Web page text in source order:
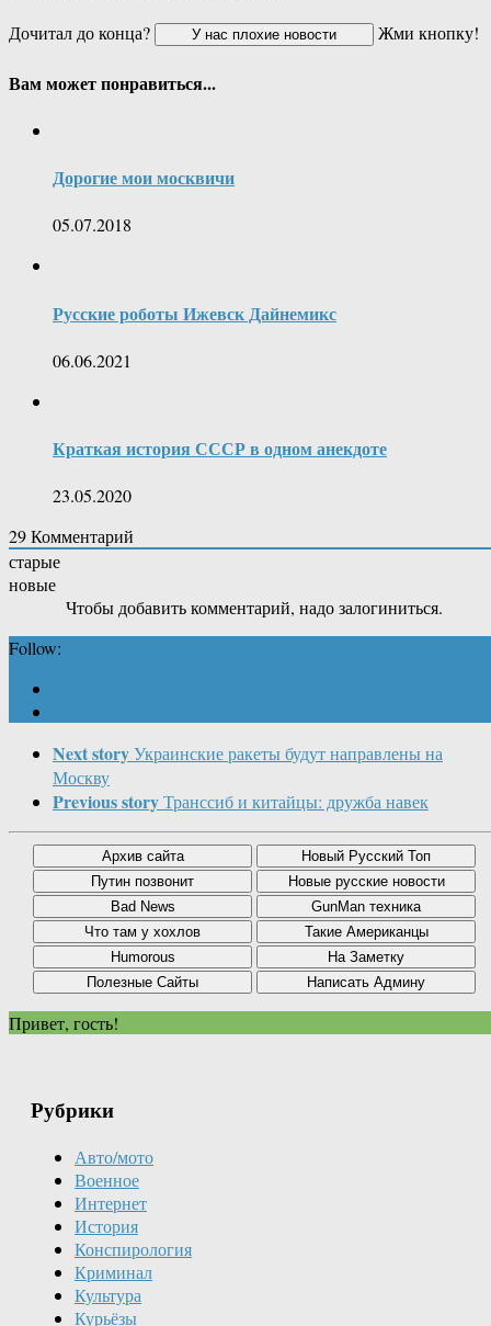
Дочитал до конца?
Жми кнопку!
Вам может понравиться...
Дорогие мои москвичи
05.07.2018
Русские роботы Ижевск Дайнемикс
06.06.2021
Краткая история СССР в одном анекдоте
23.05.2020
29Комментарий
старые
новые
Чтобы добавить комментарий, надо залогиниться.
Follow:
Next storyУкраинские ракеты будут направлены на
Москву
Previous storyТранссиб и китайцы: дружба навек
Привет, гость!
Рубрики
Авто/мото
Военное
Интернет
История
Конспирология
Криминал
Культура
Курьёзы